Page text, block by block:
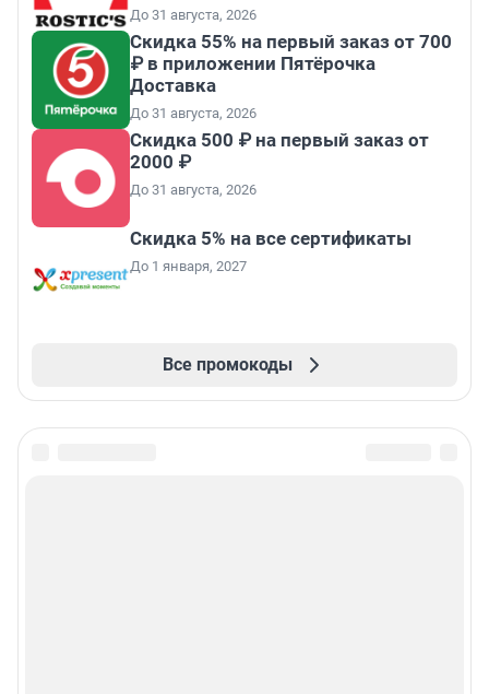
До 31 августа, 2026
Скидка 55% на первый заказ от 700
₽ в приложении Пятёрочка
Доставка
До 31 августа, 2026
Скидка 500 ₽ на первый заказ от
2000 ₽
До 31 августа, 2026
Скидка 5% на все сертификаты
До 1 января, 2027
Все промокоды